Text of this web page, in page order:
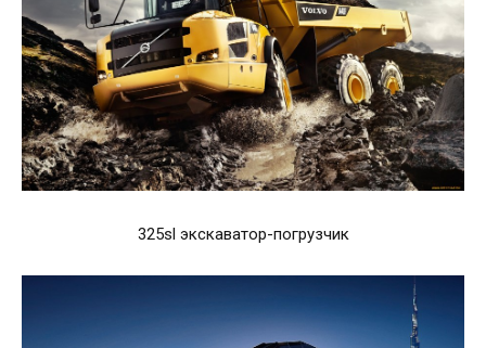
325sl экскаватор-погрузчик